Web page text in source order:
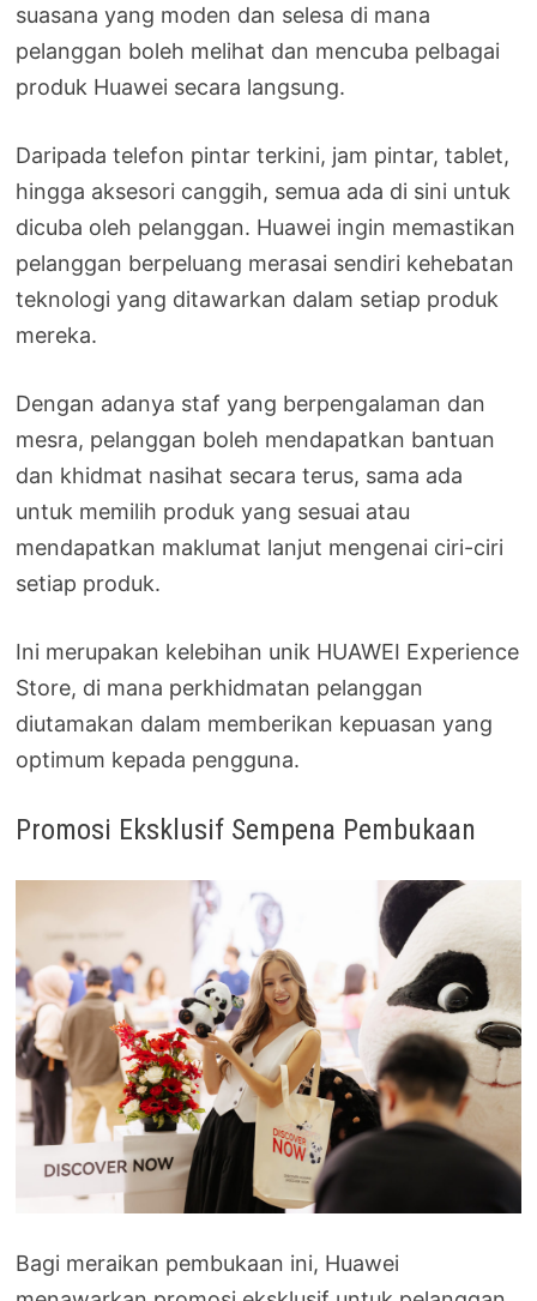
suasana yang moden dan selesa di mana
pelanggan boleh melihat dan mencuba pelbagai
produk Huawei secara langsung.
Daripada telefon pintar terkini, jam pintar, tablet,
hingga aksesori canggih, semua ada di sini untuk
dicuba oleh pelanggan. Huawei ingin memastikan
pelanggan berpeluang merasai sendiri kehebatan
teknologi yang ditawarkan dalam setiap produk
mereka.
Dengan adanya staf yang berpengalaman dan
mesra, pelanggan boleh mendapatkan bantuan
dan khidmat nasihat secara terus, sama ada
untuk memilih produk yang sesuai atau
mendapatkan maklumat lanjut mengenai ciri-ciri
setiap produk.
Ini merupakan kelebihan unik HUAWEI Experience
Store, di mana perkhidmatan pelanggan
diutamakan dalam memberikan kepuasan yang
optimum kepada pengguna.
Promosi Eksklusif Sempena Pembukaan
Bagi meraikan pembukaan ini, Huawei